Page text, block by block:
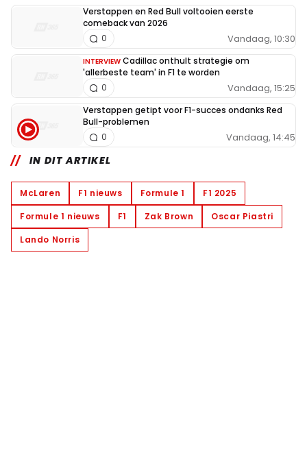
Verstappen en Red Bull voltooien eerste
comeback van 2026
Vandaag, 10:30
0
INTERVIEW Cadillac onthult strategie om
'allerbeste team' in F1 te worden
Vandaag, 15:25
0
Verstappen getipt voor F1-succes ondanks Red
Bull-problemen
Vandaag, 14:45
0
IN DIT ARTIKEL
McLaren F1 nieuws Formule 1
F1 2025
Formule 1 nieuws
F1 Zak Brown
Oscar Piastri
Lando Norris